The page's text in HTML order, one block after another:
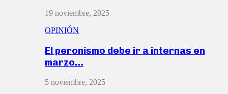
19 noviembre, 2025
OPINIÓN
El peronismo debe ir a internas en
marzo…
5 noviembre, 2025